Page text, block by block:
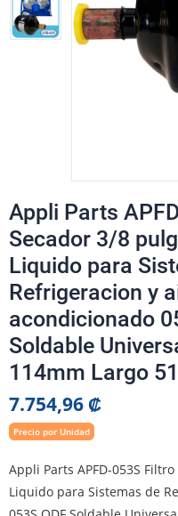
Appli Parts
Secador 3/8
Liquido para
Refrigeracion y
acondicionado
Soldable
114mm Largo
7.754,96 ₡
Precio por Unidad
Appli Parts APFD-053S
Liquido para Sistemas de